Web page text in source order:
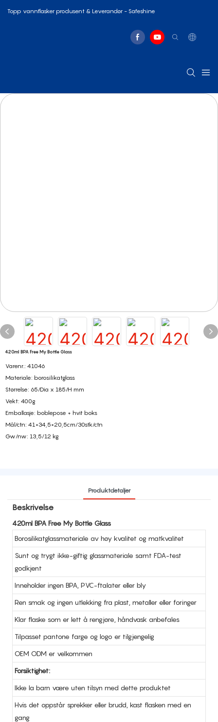
Topp vannflasker produsent & Leverandør - Safeshine
420ml BPA Free My Bottle Glass
Varenr.: 41046
Materiale: borosilikatglass
Størrelse: 65/Dia x 185/H mm
Vekt: 400g
Emballasje: boblepose + hvit boks
Mål/ctn: 41×34,5×20,5cm/30stk/ctn
Gw/nw: 13,5/12 kg
Produktdetaljer
Beskrivelse
420ml BPA Free My Bottle Glass
Borosilikatglassmateriale av høy kvalitet og matkvalitet
Sunt og trygt ikke-giftig glassmateriale samt FDA-test
godkjent
Inneholder ingen BPA, PVC-ftalater eller bly
Ren smak og ingen utlekking fra plast, metaller eller foringer
Klar flaske som er lett å rengjøre, håndvask anbefales
Tilpasset pantone farge og logo er tilgjengelig
OEM ODM er velkommen
Forsiktighet:
Ikke la barn være uten tilsyn med dette produktet
Hvis det oppstår sprekker eller brudd, kast flasken med en
gang